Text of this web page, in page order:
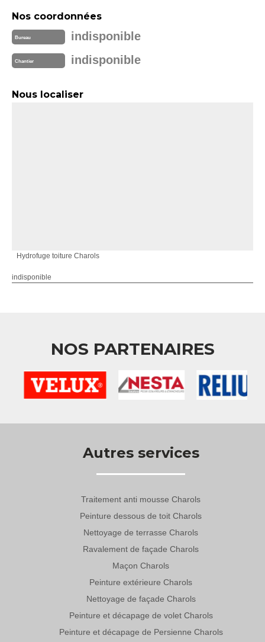
Nos coordonnées
Bureau indisponible
Chantier indisponible
Nous localiser
Hydrofuge toiture Charols
indisponible
NOS PARTENAIRES
Autres services
Traitement anti mousse Charols
Peinture dessous de toit Charols
Nettoyage de terrasse Charols
Ravalement de façade Charols
Maçon Charols
Peinture extérieure Charols
Nettoyage de façade Charols
Peinture et décapage de volet Charols
Peinture et décapage de Persienne Charols